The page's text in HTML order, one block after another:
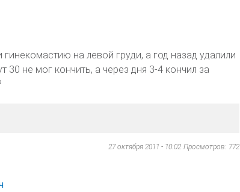
на левой груди, а год назад удалили
30 не мог кончить, а через дня 3-4 кончил за
27 октября 2011 - 10:02 Просмотров: 772